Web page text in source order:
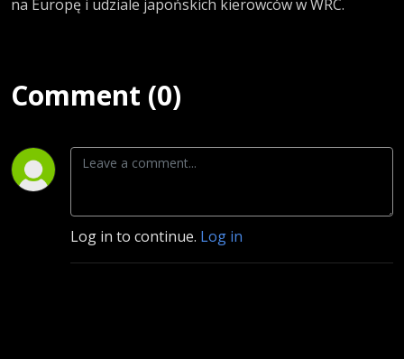
na Europę i udziale japońskich kierowców w WRC.
Comment (0)
Log in to continue. Log in